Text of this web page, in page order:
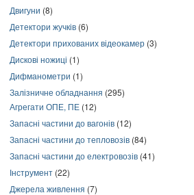
Двигуни (8)
Детектори жучків (6)
Детектори прихованих відеокамер (3)
Дискові ножиці (1)
Дифманометри (1)
Залізничне обладнання (295)
Агрегати ОПЕ, ПЕ (12)
Запасні частини до вагонів (12)
Запасні частини до тепловозів (84)
Запасні частини до електровозів (41)
Інструмент (22)
Джерела живлення (7)